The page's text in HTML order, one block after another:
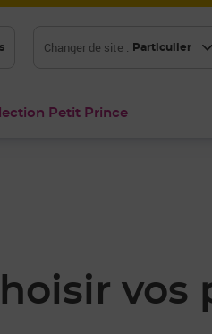
Changer de site : Particulier
Petit Prince
vos